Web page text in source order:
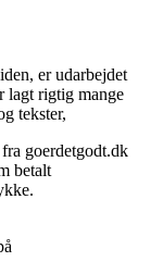
er udarbejdet
lagt rigtig mange
tekster,
goerdetgodt.dk
betalt